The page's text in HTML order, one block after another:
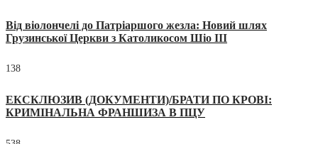
Від віолончелі до Патріаршого жезла: Новий шлях
Грузинської Церкви з Католикосом Шіо III
138
ЕКСКЛЮЗИВ (ДОКУМЕНТИ)/БРАТИ ПО КРОВІ:
КРИМІНАЛЬНА ФРАНШИЗА В ПЦУ